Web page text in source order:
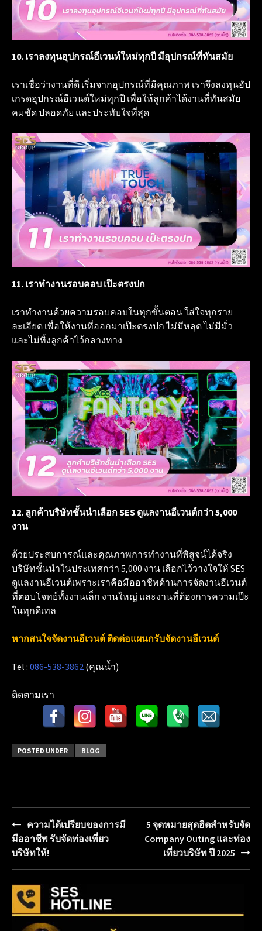
10. เราลงทุนอุปกรณ์อีเวนท์ใหม่ทุกปี มีอุปกรณ์ที่ทันสมัย
เราเชื่อว่างานที่ดี เริ่มจากอุปกรณ์ที่มีคุณภาพ เราจึงลงทุนอัป
เกรดอุปกรณ์อีเวนต์ใหม่ทุกปี เพื่อให้ลูกค้าได้งานที่ทันสมัย
คมชัด ปลอดภัย และประทับใจที่สุด
11. เราทำงานรอบคอบ เป๊ะตรงปก
เราทำงานด้วยความรอบคอบในทุกขั้นตอน ใส่ใจทุกราย
ละเอียด เพื่อให้งานที่ออกมาเป๊ะตรงปก ไม่มีหลุด ไม่มีมั่ว
และไม่ทิ้งลูกค้าไว้กลางทาง
12. ลูกค้าบริษัทชั้นนำเลือก SES ดูแลงานอีเวนต์กว่า 5,000
งาน
ด้วยประสบการณ์และคุณภาพการทำงานที่พิสูจน์ได้จริง
บริษัทชั้นนำในประเทศกว่า 5,000 งาน เลือกไว้วางใจให้ SES
ดูแลงานอีเวนต์เพราะเราคือมืออาชีพด้านการจัดงานอีเวนต์
ที่ตอบโจทย์ทั้งงานเล็ก งานใหญ่ และงานที่ต้องการความเป๊ะ
ในทุกดีเทล
หากสนใจจัดงานอีเวนต์ ติดต่อแผนกรับจัดงานอีเวนต์
Tel : 086-538-3862 (คุณน้ำ)
ติดตามเรา
POSTED UNDER BLOG
Post
navigation
ความได้เปรียบของการมี
มืออาชีพ รับจัดท่องเที่ยว
บริษัทให้!
5 จุดหมายสุดฮิตสำหรับจัด
Company Outing และท่อง
เที่ยวบริษัท ปี 2025